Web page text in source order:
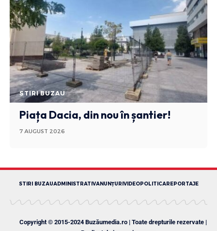
STIRI BUZAU
Piața Dacia, din nou în șantier!
7 AUGUST 2026
STIRI BUZAUADMINISTRATIVANUNȚURIVIDEOPOLITICAREPORTAJE
Copyright © 2015-2024 Buzăumedia.ro | Toate drepturile rezervate |